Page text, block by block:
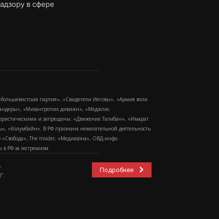
в сфере
партия», «Свидетели Иеговы», «Армия воли
«Мизантропик дивижн», «Меджлис
и запрещены: «Движение Талибан», «Имарат
«Колумбайн». В РФ признана нежелательной деятельность
The Insider, «Медиазона», ОВД-инфо.
РФ за экстремизм.
Подробнее